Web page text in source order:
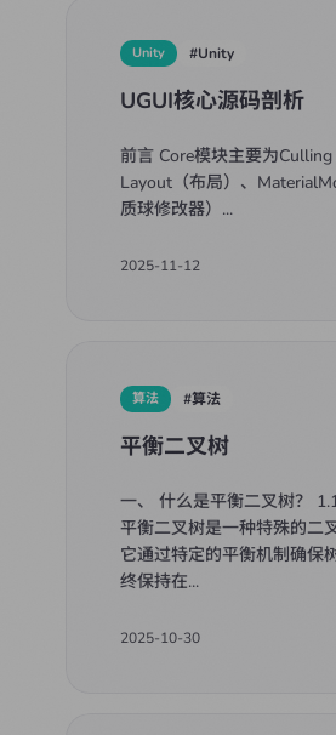
Unity #Unity
UGUI核心源码剖析
前言 Core模块主要为Culling
Layout（布局）、
质球修改器） ...
2025-11-12
算法 #算法
平衡二叉树
一、 什么是平衡二叉树？
平衡二叉树是一种特殊的二
它通过特定的平衡机制确保
终保持在...
2025-10-30